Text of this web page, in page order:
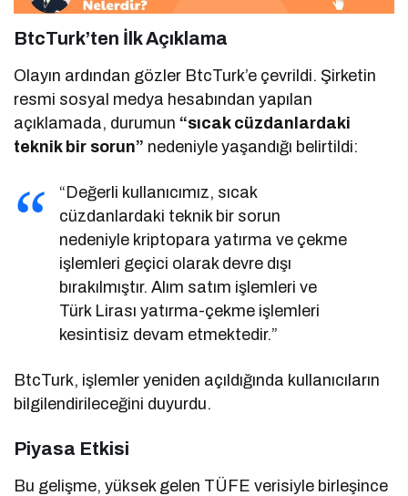
BtcTurk’ten İlk Açıklama
Olayın ardından gözler BtcTurk’e çevrildi. Şirketin
resmi sosyal medya hesabından yapılan
açıklamada, durumun “sıcak cüzdanlardaki
teknik bir sorun” nedeniyle yaşandığı belirtildi:
“Değerli kullanıcımız, sıcak
cüzdanlardaki teknik bir sorun
nedeniyle kriptopara yatırma ve çekme
işlemleri geçici olarak devre dışı
bırakılmıştır. Alım satım işlemleri ve
Türk Lirası yatırma-çekme işlemleri
kesintisiz devam etmektedir.”
BtcTurk, işlemler yeniden açıldığında kullanıcıların
bilgilendirileceğini duyurdu.
Piyasa Etkisi
Bu gelişme, yüksek gelen TÜFE verisiyle birleşince